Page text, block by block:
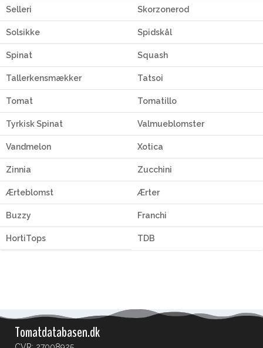
Selleri Skorzonerod
Solsikke Spidskål
Spinat Squash
Tallerkensmækker Tatsoi
Tomat Tomatillo
Tyrkisk Spinat Valmueblomster
Vandmelon Xotica
Zinnia Zucchini
Ærteblomst Ærter
Buzzy Franchi
HortiTops TDB
Tomatdatabasen.dk